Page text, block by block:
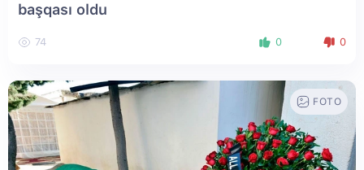
başqası oldu
74 0 0
FOTO